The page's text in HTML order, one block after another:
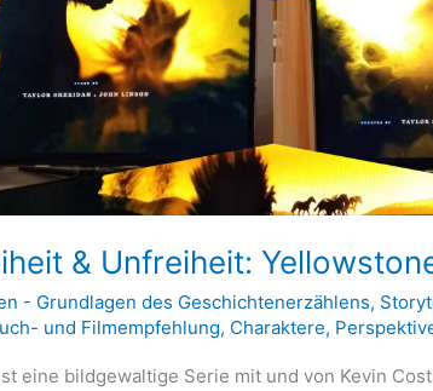
& Unfreiheit:
- Grundlagen des Geschichtenerzählens,
und Filmempfehlung, Charaktere,
eine bildgewaltige Serie mit und von Kevin